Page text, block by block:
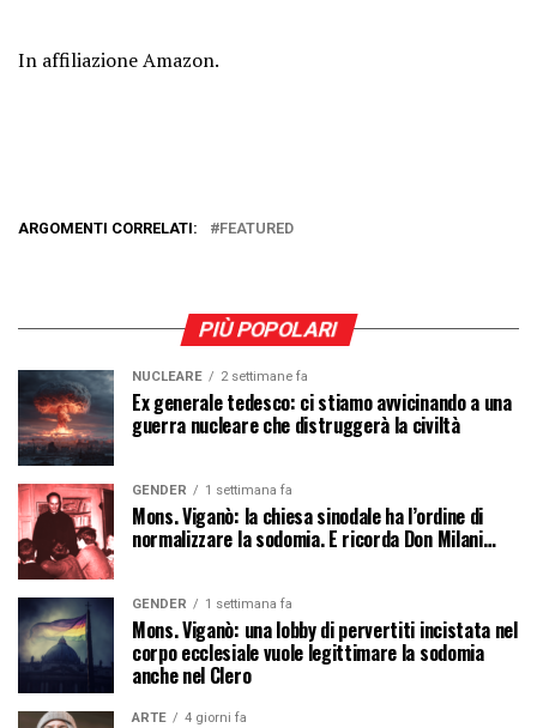
In affiliazione Amazon.
ARGOMENTI CORRELATI: FEATURED
PIÙ POPOLARI
NUCLEARE 2 settimane fa
Ex generale tedesco: ci stiamo avvicinando a una
guerra nucleare che distruggerà la civiltà
GENDER 1 settimana fa
Mons. Viganò: la chiesa sinodale ha l’ordine di
normalizzare la sodomia. E ricorda Don Milani…
GENDER 1 settimana fa
Mons. Viganò: una lobby di pervertiti incistata nel
corpo ecclesiale vuole legittimare la sodomia
anche nel Clero
ARTE 4 giorni fa